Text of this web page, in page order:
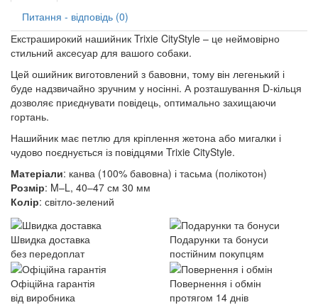
Питання - відповідь (0)
Екстраширокий нашийник Trixie CityStyle – це неймовірно
стильний аксесуар для вашого собаки.
Цей ошийник виготовлений з бавовни, тому він легенький і
буде надзвичайно зручним у носінні. А розташування D-кільця
дозволяє приєднувати повідець, оптимально захищаючи
гортань.
Нашийник має петлю для кріплення жетона або мигалки і
чудово поєднується із повідцями Trixie CityStyle.
Матеріали: канва (100% бавовна) і тасьма (полікотон)
Розмір: M–L, 40–47 см 30 мм
Колір: світло-зелений
Швидка доставка
без передоплат
Подарунки та бонуси
постійним покупцям
Офіційна гарантія
від виробника
Повернення і обмін
протягом 14 днів